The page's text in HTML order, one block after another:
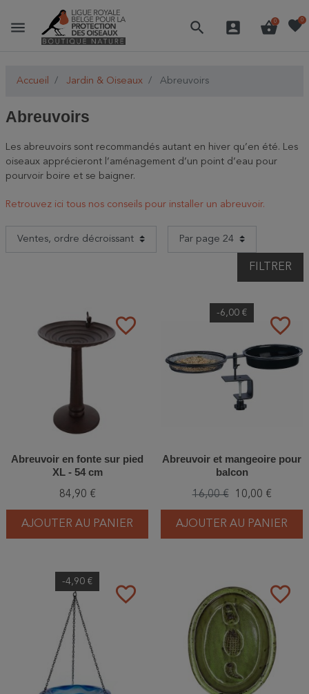
menu search account_box shopping_basket
0 favorite0
Accueil Jardin & Oiseaux Abreuvoirs
Abreuvoirs
Les abreuvoirs sont recommandés autant en hiver qu’en été. Les
oiseaux apprécieront l’aménagement d’un point d’eau pour
pourvoir boire et se baigner.
Retrouvez ici tous nos conseils pour installer un abreuvoir.
FILTRER
favorite_border
Abreuvoir en fonte sur pied
XL - 54 cm
84,90 €
AJOUTER AU PANIER
favorite_border
-6,00 €
Abreuvoir et mangeoire pour
balcon
16,00 € 10,00 €
AJOUTER AU PANIER
favorite_border
-4,90 €
favorite_border